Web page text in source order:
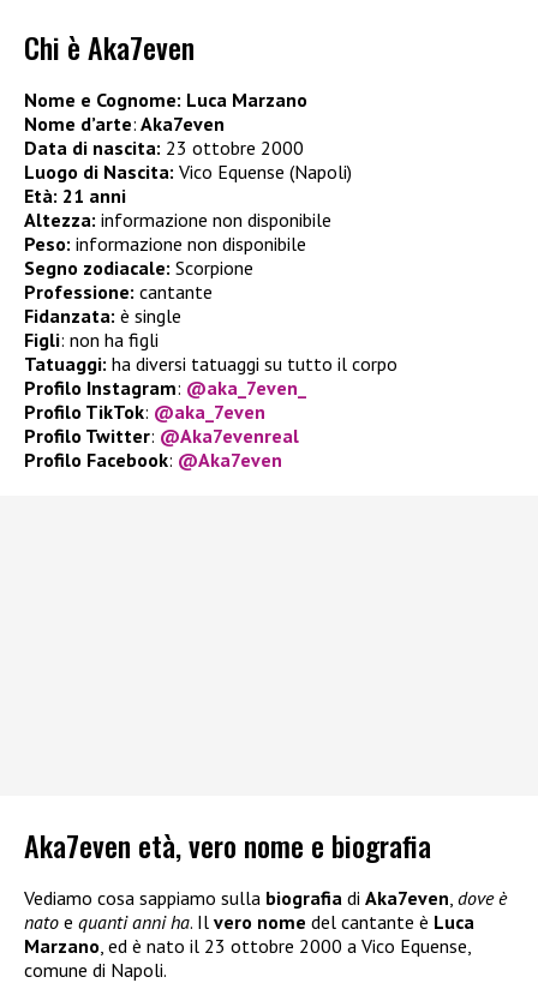
Chi è Aka7even
Nome e Cognome: Luca Marzano
Nome d’arte: Aka7even
Data di nascita: 23 ottobre 2000
Luogo di Nascita: Vico Equense (Napoli)
Età: 21 anni
Altezza: informazione non disponibile
Peso: informazione non disponibile
Segno zodiacale: Scorpione
Professione: cantante
Fidanzata: è single
Figli: non ha figli
Tatuaggi: ha diversi tatuaggi su tutto il corpo
Profilo Instagram: @aka_7even_
Profilo TikTok: @aka_7even
Profilo Twitter: @Aka7evenreal
Profilo Facebook: @Aka7even
Aka7even età, vero nome e biografia
Vediamo cosa sappiamo sulla biografia di Aka7even dove è
nato e quanti anni ha. Il vero nome del cantante è Luca
Marzano , ed è nato il 23 ottobre 2000 a Vico Equense,
comune di Napoli.